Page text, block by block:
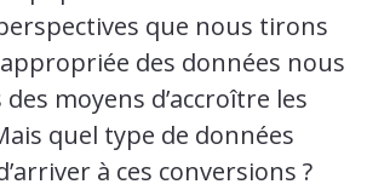
que nous tirons
appropriée des données nous
moyens d’accroître les
quel type de données
à ces conversions ?